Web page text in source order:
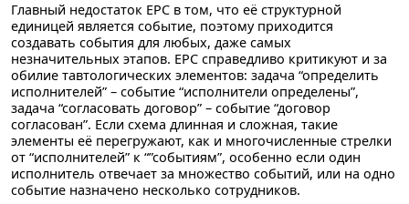
Главный недостаток EPC в том, что её структурной
единицей является событие, поэтому приходится
создавать события для любых, даже самых
незначительных этапов. EPC справедливо критикуют и за
обилие тавтологических элементов: задача “определить
исполнителей” – событие “исполнители определены”,
задача “согласовать договор” – событие “договор
согласован”. Если схема длинная и сложная, такие
элементы её перегружают, как и многочисленные стрелки
от “исполнителей” к “”событиям”, особенно если один
исполнитель отвечает за множество событий, или на одно
событие назначено несколько сотрудников.